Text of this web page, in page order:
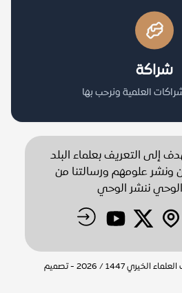
شراكة
العلمية ونرحب بها
إلى التعريف بعلماء البلد
ونشر علومهم ورسالتنا من
ننشر الوحي
جميع الحقوق محفوظة © وقف العلماء الخيري 1447 / 2026 - تصميم